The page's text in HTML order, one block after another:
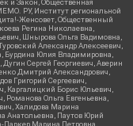
и Закон, Общественная
РУ, Институт региональной
Женсовет, Общественный
Регина Николаевна,
Шнырова Ольга Вадимовна,
Александр Алексеевич,
Бурдина Юлия Владимировна,
Сергей Георгиевич, Аверин
Дмитрий Александрович,
Григорий Сергеевич,
Каргалицкий Борис Юльевич,
Романова Ольга Евгеньевна,
Халидова Марина
Анатольевна, Паутов Юрий